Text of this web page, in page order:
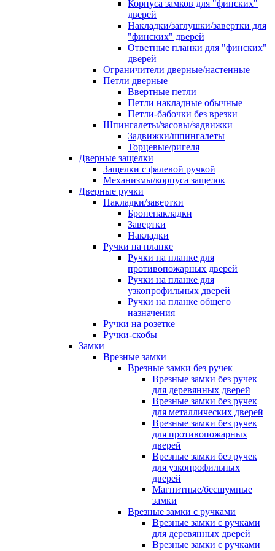
Корпуса замков для "финских"
дверей
Накладки/заглушки/завертки для
"финских" дверей
Ответные планки для "финских"
дверей
Ограничители дверные/настенные
Петли дверные
Ввертные петли
Петли накладные обычные
Петли-бабочки без врезки
Шпингалеты/засовы/задвижки
Задвижки/шпингалеты
Торцевые/ригеля
Дверные защелки
Защелки с фалевой ручкой
Механизмы/корпуса защелок
Дверные ручки
Накладки/завертки
Броненакладки
Завертки
Накладки
Ручки на планке
Ручки на планке для
противопожарных дверей
Ручки на планке для
узкопрофильных дверей
Ручки на планке общего
назначения
Ручки на розетке
Ручки-скобы
Замки
Врезные замки
Врезные замки без ручек
Врезные замки без ручек
для деревянных дверей
Врезные замки без ручек
для металлических дверей
Врезные замки без ручек
для противопожарных
дверей
Врезные замки без ручек
для узкопрофильных
дверей
Магнитные/бесшумные
замки
Врезные замки с ручками
Врезные замки с ручками
для деревянных дверей
Врезные замки с ручками